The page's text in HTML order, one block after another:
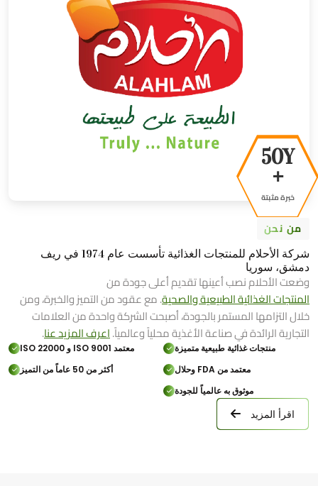
50Y
+
خبرة مثبتة
من نحن
شركة الأحلام للمنتجات الغذائية تأسست عام 1974 في ريف
دمشق، سوريا
وضعت الأحلام نصب أعينها تقديم أعلى جودة من
المنتجات الغذائية الطبيعية والصحية. مع عقود من التميز والخبرة، ومن
خلال التزامها المستمر بالجودة، أصبحت الشركة واحدة من العلامات
التجارية الرائدة في صناعة الأغذية محلياً وعالمياً.اعرف المزيد عنا.
منتجات غذائية طبيعية متميزة
معتمد ISO 9001 و ISO 22000
معتمد من FDA وحلال
أكثر من 50 عاماً من التميز
موثوق به عالمياً للجودة
اقرأ المزيد